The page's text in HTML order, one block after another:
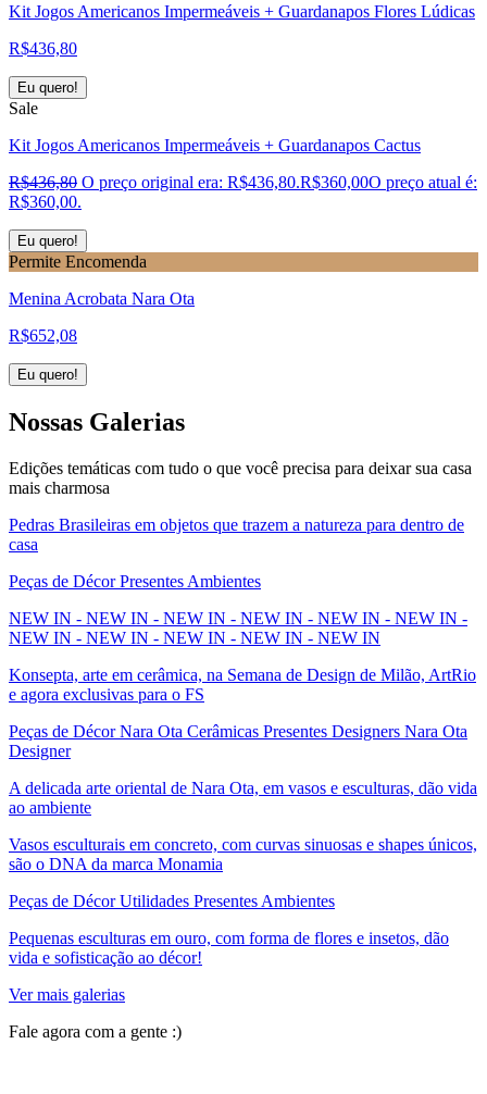
Kit Jogos Americanos Impermeáveis + Guardanapos Flores Lúdicas
R$436,80
Eu quero!
Sale
Kit Jogos Americanos Impermeáveis + Guardanapos Cactus
R$436,80 O preço original era: R$436,80.R$360,00O preço atual é:
R$360,00.
Eu quero!
Permite Encomenda
Menina Acrobata Nara Ota
R$652,08
Eu quero!
Nossas Galerias
Edições temáticas com tudo o que você precisa para deixar sua casa
mais charmosa
Pedras Brasileiras em objetos que trazem a natureza para dentro de
casa
Peças de Décor Presentes Ambientes
NEW IN - NEW IN - NEW IN - NEW IN - NEW IN - NEW IN -
NEW IN - NEW IN - NEW IN - NEW IN - NEW IN
Konsepta, arte em cerâmica, na Semana de Design de Milão, ArtRio
e agora exclusivas para o FS
Peças de Décor Nara Ota Cerâmicas Presentes Designers Nara Ota
Designer
A delicada arte oriental de Nara Ota, em vasos e esculturas, dão vida
ao ambiente
Vasos esculturais em concreto, com curvas sinuosas e shapes únicos,
são o DNA da marca Monamia
Peças de Décor Utilidades Presentes Ambientes
Pequenas esculturas em ouro, com forma de flores e insetos, dão
vida e sofisticação ao décor!
Ver mais galerias
Fale agora com a gente :)